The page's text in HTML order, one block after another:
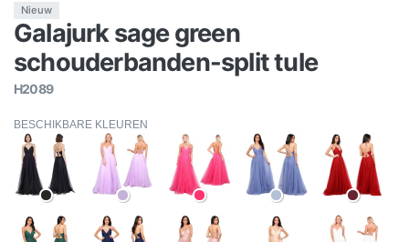
Nieuw
Galajurk sage green
schouderbanden-split tule
H2089
BESCHIKBARE KLEUREN